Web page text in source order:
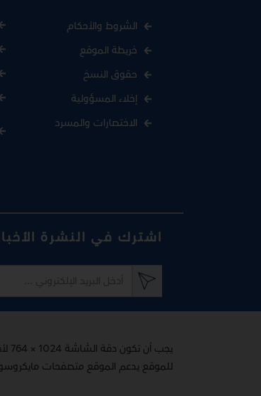
الشروط والأحكام
خريطة الموقع
حقوق النسخ
إخلاء المسؤولية
الاختصارات والمسرد
اشترك في النشرة
يجب أن تكون دقة الشاشة 1024 × 764 لأفضل تصفح للموقع
للموقع يدعم الموقع متصفحات مايكروسوفت ايدج ،